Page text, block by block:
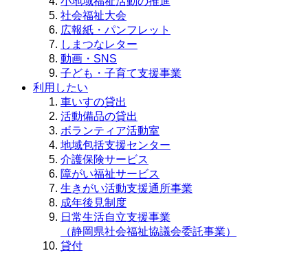
社会福祉大会
広報紙・パンフレット
しまつなレター
動画・SNS
子ども・子育て支援事業
利用したい
車いすの貸出
活動備品の貸出
ボランティア活動室
地域包括支援センター
介護保険サービス
障がい福祉サービス
生きがい活動支援通所事業
成年後見制度
日常生活自立支援事業
（静岡県社会福祉協議会委託事業）
貸付